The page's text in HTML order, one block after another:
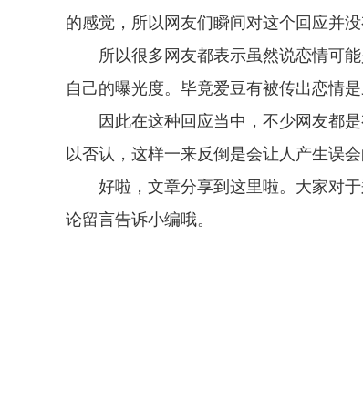
的感觉，所以网友们瞬间对这个回应并没
所以很多网友都表示虽然说恋情可
自己的曝光度。毕竟爱豆有被传出恋情
因此在这种回应当中，不少网友都
以否认，这样一来反倒是会让人产生误会
好啦，文章分享到这里啦。大家对
论留言告诉小编哦。